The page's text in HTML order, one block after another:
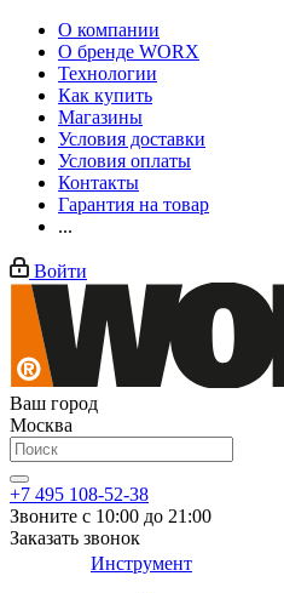
О компании
О бренде WORX
Технологии
Как купить
Магазины
Условия доставки
Условия оплаты
Контакты
Гарантия на товар
...
Войти
Ваш город
Москва
+7 495 108-52-38
Звоните с 10:00 до 21:00
Заказать звонок
Инструмент